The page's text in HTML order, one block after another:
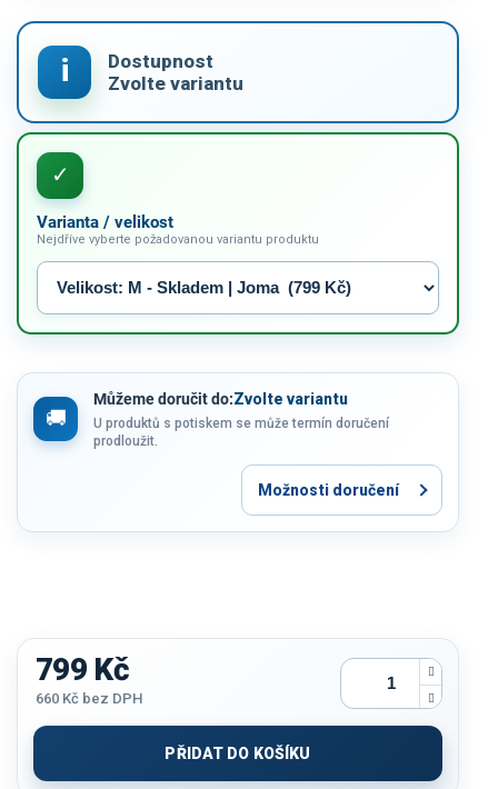
Varianta / velikost
Nejdříve vyberte požadovanou variantu produktu
Můžeme doručit do:Zvolte variantu
U produktů s potiskem se může termín doručení
prodloužit.
Možnosti doručení
799 Kč
660 Kč bez DPH
cena:
PŘIDAT DO KOŠÍKU